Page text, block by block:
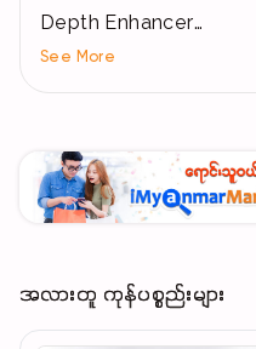
Depth Enhancer
Levitating Display
Chromecast Built-in
Voice Remote"
See More
အလားတူ ကုန်ပစ္စည်းများ